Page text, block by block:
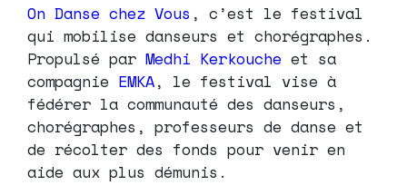
On Danse chez Vous , c’est le festival
qui mobilise danseurs et chorégraphes.
Propulsé par Medhi Kerkouche et sa
compagnie EMKA, le festival vise à
fédérer la communauté des danseurs,
chorégraphes, professeurs de danse et
de récolter des fonds pour venir en
aide aux plus démunis.